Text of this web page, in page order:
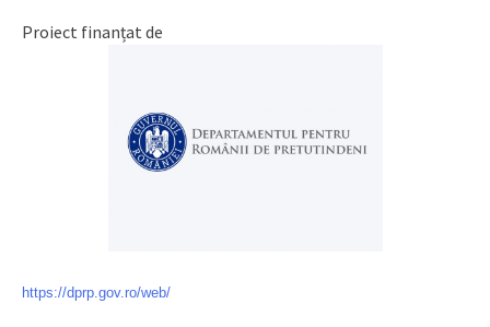
Proiect finanțat de
https://dprp.gov.ro/web/